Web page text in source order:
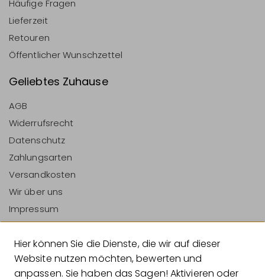
Häufige Fragen
Lieferzeit
Retouren
Öffentlicher Wunschzettel
Geliebtes Zuhause
AGB
Widerrufsrecht
Datenschutz
Zahlungsarten
Versandkosten
Wir über uns
Impressum
Vertrag Widerrufen
Zahlungsarten
Hier können Sie die Dienste, die wir auf dieser
Website nutzen möchten, bewerten und
anpassen. Sie haben das Sagen! Aktivieren oder